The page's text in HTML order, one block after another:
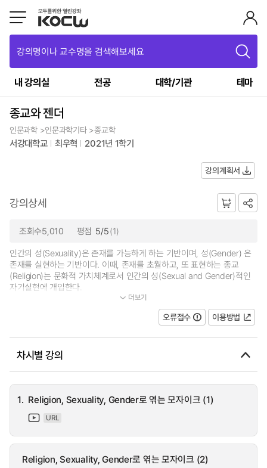
강의명이나 교수명을 검색해보세요
내 강의실 전공 대학/기관 테마
종교와 젠더
인문과학 >인문과학기타 >종교학
서강대학교 최우혁 2021년 1학기
강의계획서
강의상세
조회수5,010 평점 5/5(1)
인간의 성(Sexuality)은 존재를 가능하게 하는 기반이며, 성(Gender) 은
존재를 실현하는 기반이다. 이때, 존재를 초월하고, 또 표현하는 종교
(Religion)는 문화적 가치체계로서 인간의 성(Sexual and Gender)적인
자기실현에 개입한다.
더보기
오류접수 이용방법
차시별 강의
1. Religion, Sexuality, Gender로 엮는 모자이크 (1)
URL
Religion, Sexuality, Gender로 엮는 모자이크 (2)